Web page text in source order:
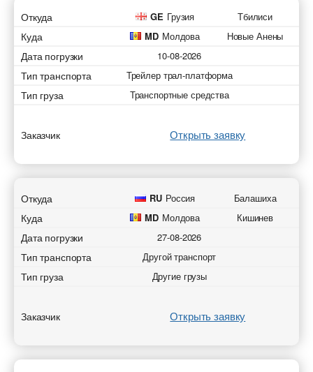
Откуда GE Грузия Тбилиси
Куда MD Молдова Новые Анены
Дата погрузки 10-08-2026
Тип транспорта Трейлер трал-платформа
Тип груза Транспортные средства
Заказчик Открыть заявку
Откуда RU Россия Балашиха
Куда MD Молдова Кишинев
Дата погрузки 27-08-2026
Тип транспорта Другой транспорт
Тип груза Другие грузы
Заказчик Открыть заявку